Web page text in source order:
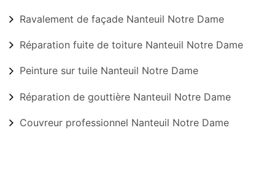
Ravalement de façade Nanteuil Notre Dame
Réparation fuite de toiture Nanteuil Notre Dame
Peinture sur tuile Nanteuil Notre Dame
Réparation de gouttière Nanteuil Notre Dame
Couvreur professionnel Nanteuil Notre Dame